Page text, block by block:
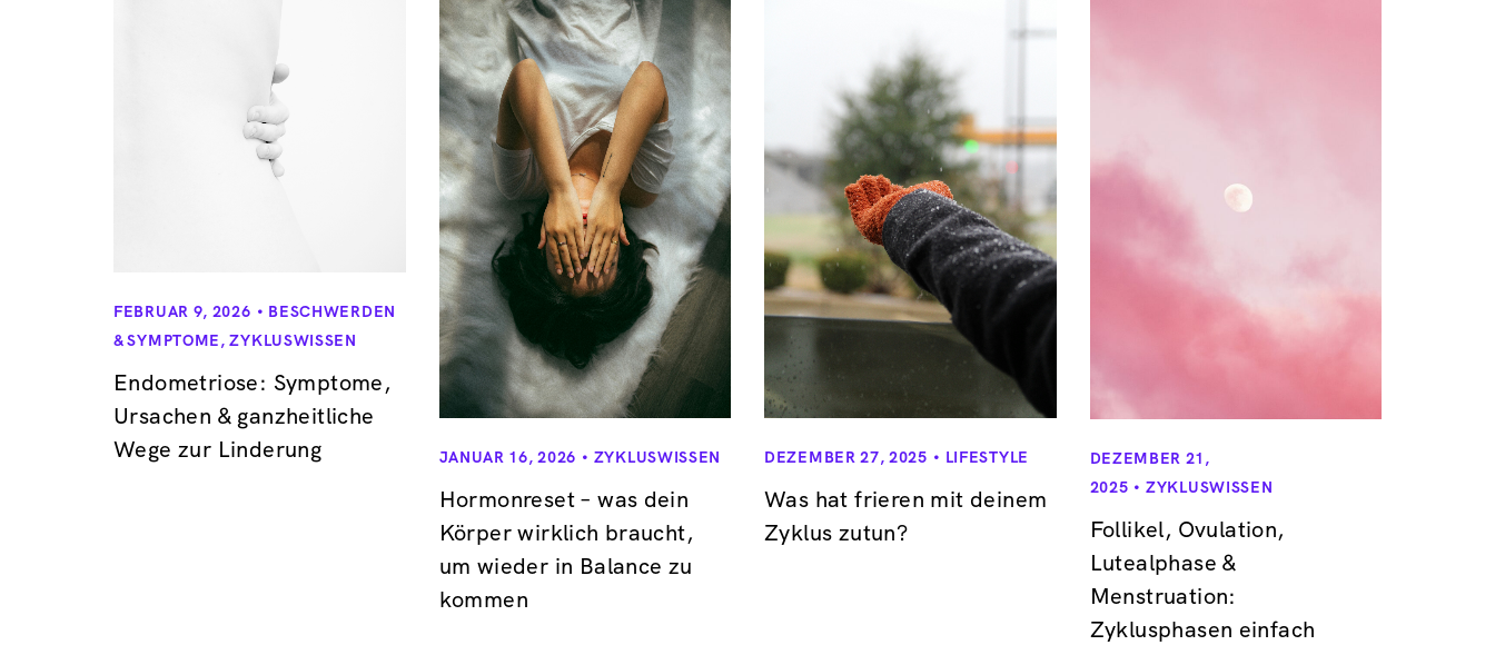
FEBRUAR 9, 2026
BESCHWERDEN
& SYMPTOME,ZYKLUSWISSEN
Endometriose: Symptome,
Ursachen & ganzheitliche
Wege zur Linderung
JANUAR 16, 2026 ZYKLUSWISSEN
Hormonreset – was dein
Körper wirklich braucht,
um wieder in Balance zu
kommen
DEZEMBER 27, 2025 LIFESTYLE
Was hat frieren mit deinem
Zyklus zutun?
DEZEMBER 21,
2025
ZYKLUSWISSEN
Follikel, Ovulation,
Lutealphase &
Menstruation:
Zyklusphasen einfach